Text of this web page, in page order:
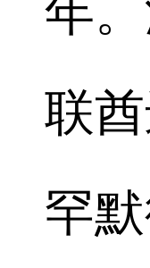
年
联
罕